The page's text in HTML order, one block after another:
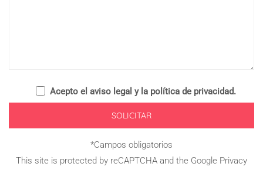
Acepto el aviso legal y la política de privacidad.
*Campos obligatorios
This site is protected by reCAPTCHA and the Google Privacy